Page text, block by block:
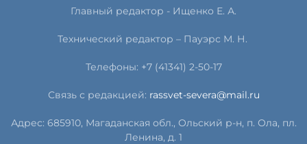
Главный редактор - Ищенко Е. А.
Технический редактор – Пауэрс М. Н.
Телефоны: +7 (41341) 2-50-17
Связь с редакцией: rassvet-severa@mail.ru
Адрес: 685910, Магаданская обл., Ольский р-н, п. Ола, пл.
Ленина, д. 1